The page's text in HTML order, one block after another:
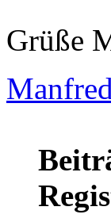
Grüße
Manfred